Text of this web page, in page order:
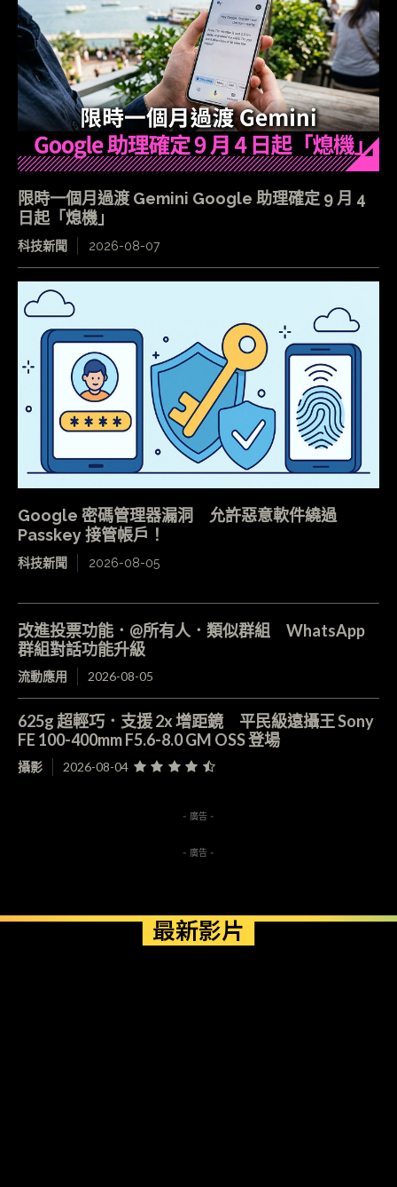
限時一個月過渡 Gemini Google 助理確定 9 月 4
日起「熄機」
科技新聞 2026-08-07
Google 密碼管理器漏洞 允許惡意軟件繞過
Passkey 接管帳戶！
科技新聞 2026-08-05
改進投票功能．@所有人．類似群組 WhatsApp
群組對話功能升級
流動應用 2026-08-05
625g 超輕巧．支援 2x 增距鏡 平民級遠攝王 Sony
FE 100-400mm F5.6-8.0 GM OSS 登場
攝影 2026-08-04
- 廣告 -
- 廣告 -
最新影片